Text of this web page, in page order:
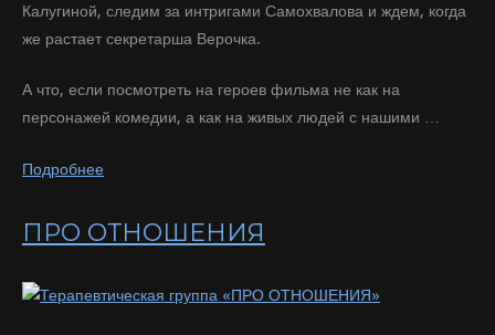
Калугиной, следим за интригами Самохвалова и ждем, когда
же растает секретарша Верочка.
А что, если посмотреть на героев фильма не как на
персонажей комедии, а как на живых людей с нашими …
Подробнее
ПРО ОТНОШЕНИЯ